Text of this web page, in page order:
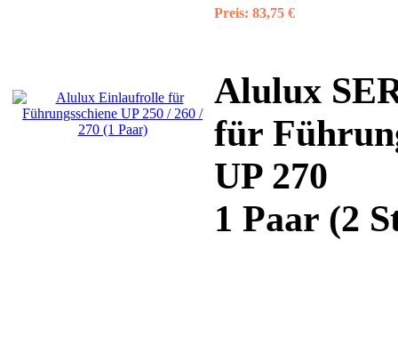
Preis: 83,75 €
Alulux
für
UP 270
1 Paar (2